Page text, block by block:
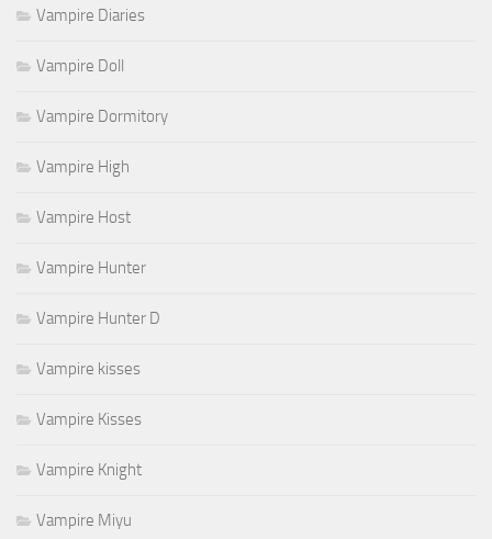
Vampire Diaries
Vampire Doll
Vampire Dormitory
Vampire High
Vampire Host
Vampire Hunter
Vampire Hunter D
Vampire kisses
Vampire Kisses
Vampire Knight
Vampire Miyu